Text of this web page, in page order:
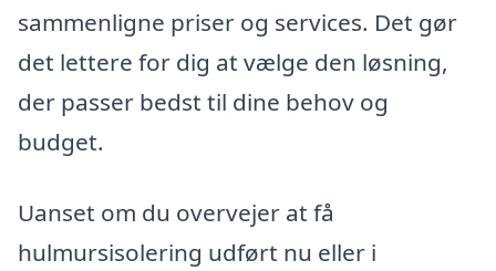
sammenligne priser og services. Det gør
det lettere for dig at vælge den løsning,
der passer bedst til dine behov og
budget.
Uanset om du overvejer at få
hulmursisolering udført nu eller i